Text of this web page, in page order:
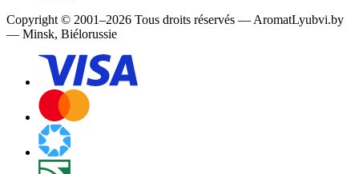
Copyright © 2001–2026 Tous droits réservés — AromatLyubvi.by
— Minsk, Biélorussie